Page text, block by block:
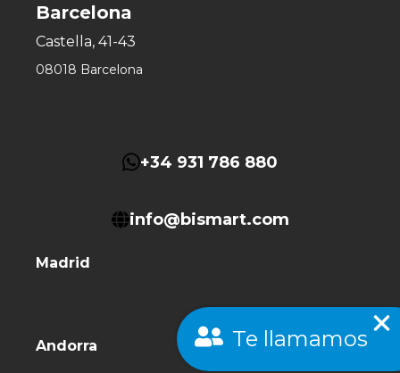
Te llamamos
Barcelona
Castella, 41-43
08018 Barcelona
+34 931 786 880
info@bismart.com
Madrid
Andorra